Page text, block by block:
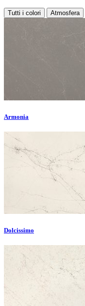
Tutti i colori Atmosfera
Armonia
Dolcissimo